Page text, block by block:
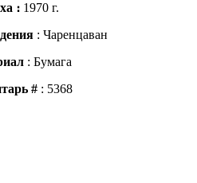
։ 1970 г.
: Чаренцаван
: Бумага
#: 5368